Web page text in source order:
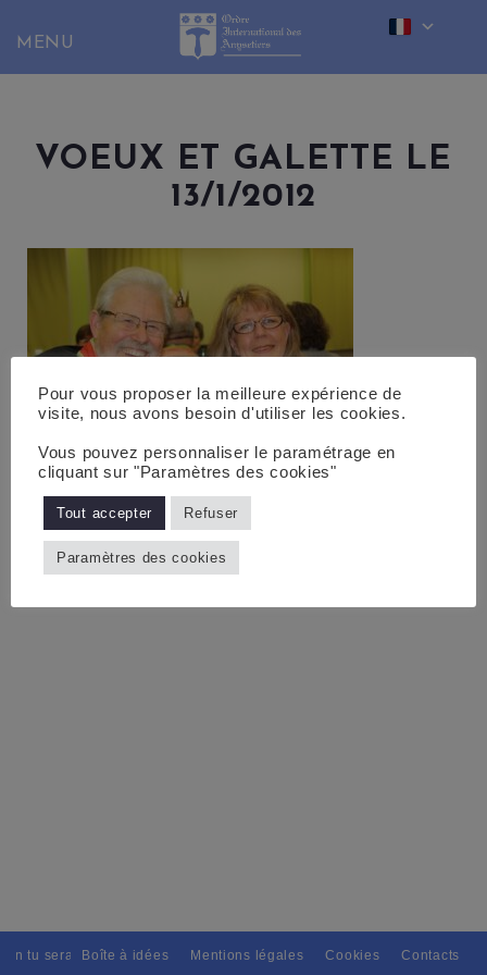
content
VOEUX ET GALETTE LE
13/1/2012
tu seras, Pour tous avec discernement. // L'amitié tu
Boîte à idées Mentions légales Cookies Contacts
Pour vous proposer la meilleure expérience de
visite, nous avons besoin d'utiliser les cookies.
Vous pouvez personnaliser le paramétrage en
cliquant sur "Paramètres des cookies"
Tout accepter Refuser
Paramètres des cookies